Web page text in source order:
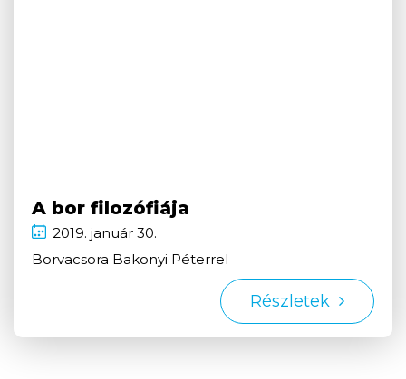
A bor filozófiája
2019. január 30.
Borvacsora Bakonyi Péterrel
Részletek